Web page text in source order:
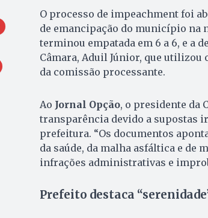
O processo de impeachment foi
de emancipação do município na
terminou empatada em 6 a 6, e a
Câmara, Aduil Júnior, que
da comissão processante.
Ao Jornal Opção, o presidente da
transparência devido a supostas
prefeitura. “Os documentos
da saúde, da malha asfáltica e de
infrações administrativas e
Prefeito destaca